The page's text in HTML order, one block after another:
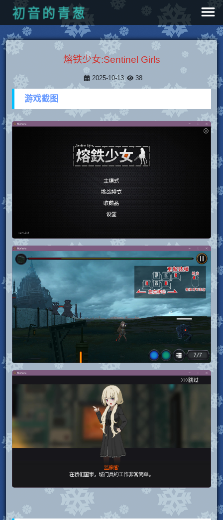
初 音 的 青葱
熔铁少女:Sentinel Girls
2025-10-13 38
游戏截图